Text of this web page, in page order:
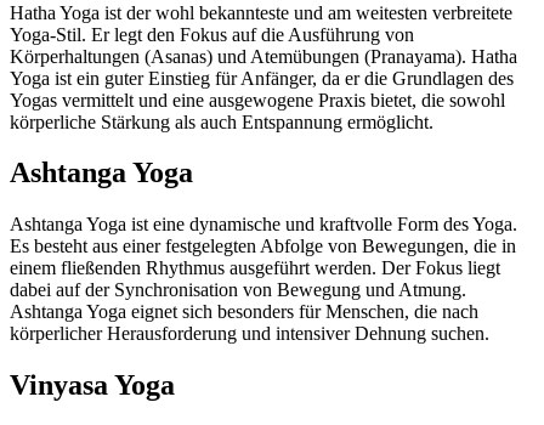
Hatha Yoga ist der wohl bekannteste und am weitesten verbreitete
Yoga-Stil. Er legt den Fokus auf die Ausführung von
Körperhaltungen (Asanas) und Atemübungen (Pranayama). Hatha
Yoga ist ein guter Einstieg für Anfänger, da er die Grundlagen des
Yogas vermittelt und eine ausgewogene Praxis bietet, die sowohl
körperliche Stärkung als auch Entspannung ermöglicht.
Ashtanga Yoga
Ashtanga Yoga ist eine dynamische und kraftvolle Form des Yoga.
Es besteht aus einer festgelegten Abfolge von Bewegungen, die in
einem fließenden Rhythmus ausgeführt werden. Der Fokus liegt
dabei auf der Synchronisation von Bewegung und Atmung.
Ashtanga Yoga eignet sich besonders für Menschen, die nach
körperlicher Herausforderung und intensiver Dehnung suchen.
Vinyasa Yoga